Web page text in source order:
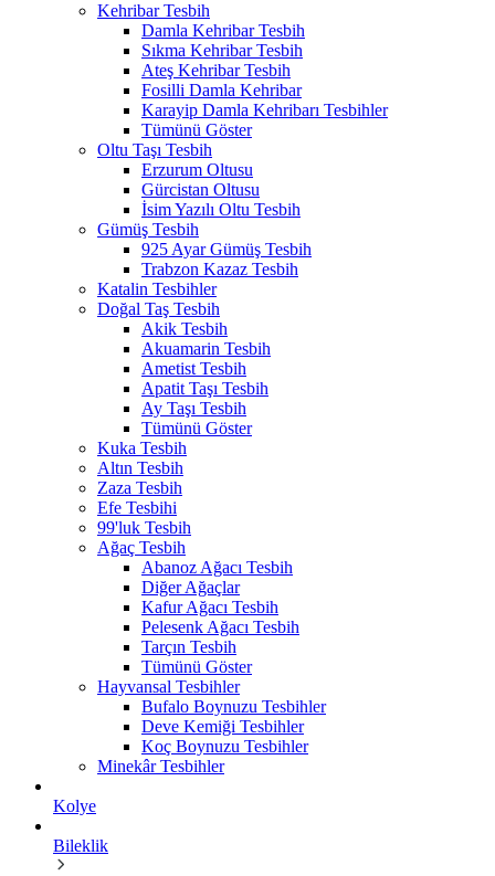
Kehribar Tesbih
Damla Kehribar Tesbih
Sıkma Kehribar Tesbih
Ateş Kehribar Tesbih
Fosilli Damla Kehribar
Karayip Damla Kehribarı Tesbihler
Tümünü Göster
Oltu Taşı Tesbih
Erzurum Oltusu
Gürcistan Oltusu
İsim Yazılı Oltu Tesbih
Gümüş Tesbih
925 Ayar Gümüş Tesbih
Trabzon Kazaz Tesbih
Katalin Tesbihler
Doğal Taş Tesbih
Akik Tesbih
Akuamarin Tesbih
Ametist Tesbih
Apatit Taşı Tesbih
Ay Taşı Tesbih
Tümünü Göster
Kuka Tesbih
Altın Tesbih
Zaza Tesbih
Efe Tesbihi
99'luk Tesbih
Ağaç Tesbih
Abanoz Ağacı Tesbih
Diğer Ağaçlar
Kafur Ağacı Tesbih
Pelesenk Ağacı Tesbih
Tarçın Tesbih
Tümünü Göster
Hayvansal Tesbihler
Bufalo Boynuzu Tesbihler
Deve Kemiği Tesbihler
Koç Boynuzu Tesbihler
Minekâr Tesbihler
Kolye
Bileklik